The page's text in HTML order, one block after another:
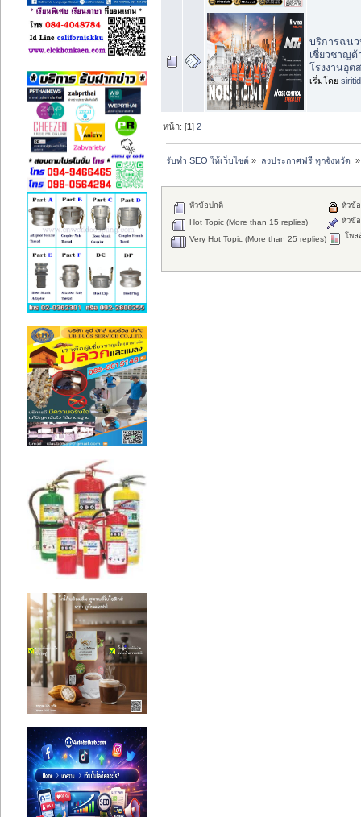
บริการฉนว
เชี่ยวชาญด้
โรงงานอุต
เริ่มโดย
หน้า: [1]2
รับทำ SEO ให้เว็บไซต์ » ลงประกาศฟรี ทุกจังหวัด »
หัวข้อปกติ
Hot Topic (More than 15 replies)
Very Hot Topic (More than 25 replies)
หัวข้
หัวข้
โพล